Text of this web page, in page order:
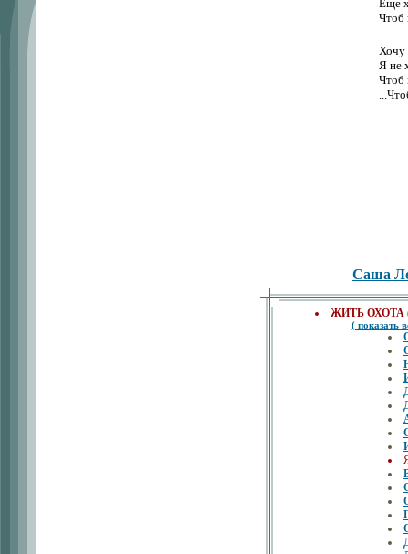
Еще
Чтоб
Хочу
Я не
Чтоб
Саша
ЖИТЬ ОХОТА (
( показать